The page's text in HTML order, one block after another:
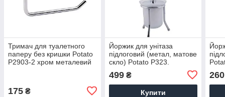
Тримач для туалетного
паперу без кришки Potato
P2903-2 хром металевий
175 ₴
Йоржик для унітаза
підлоговий (метал, матове
скло) Potato P323.
499₴
Купити
260